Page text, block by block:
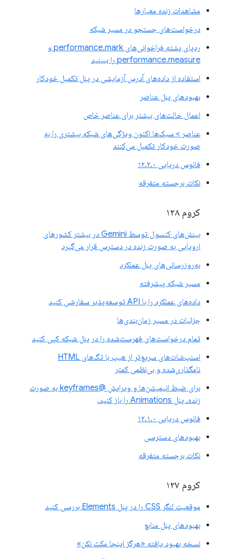
مشاهدات زنده معیارها
درخواست‌های جستجو در مسیر شبکه
ردپای پشته فراخوانی‌های performance.mark و
performance.measure را ببینید
استفاده از داده‌های آدرس آزمایشی در پنل تکمیل خودکار
بهبودهای پنل عناصر
اعمال حالت‌های بیشتر برای عناصر خاص
عناصر > سبک‌ها اکنون ویژگی‌های شبکه بیشتری را به
صورت خودکار تکمیل می‌کنند
فانوس دریایی ۱۲.۲.۰
نکات برجسته متفرقه
کروم ۱۲۸
بینش‌های کنسول توسط Gemini در بیشتر کشورهای
اروپایی به صورت زنده در دسترس قرار می‌گیرد
به‌روزرسانی‌های پنل عملکرد
مسیر شبکه پیشرفته
داده‌های عملکرد را با API توسعه‌پذیر سفارشی کنید
جزئیات در مسیر زمان‌بندی‌ها
تمام درخواست‌های فهرست‌شده را در پنل شبکه کپی کنید
اسنپ‌شات‌های سریع‌تر از هیپ با تگ‌های HTML
نامگذاری‌شده و بی‌نظمی کمتر
برای ضبط انیمیشن‌ها و ویرایش @keyframes به صورت
زنده، پنل Animations را باز کنید.
فانوس دریایی ۱۲.۱.۰
بهبودهای دسترسی
نکات برجسته متفرقه
کروم ۱۲۷
موقعیت لنگر CSS را در پنل Elements بررسی کنید
بهبودهای پنل منابع
نسخه بهبود یافته «هرگز اینجا مکث نکن»